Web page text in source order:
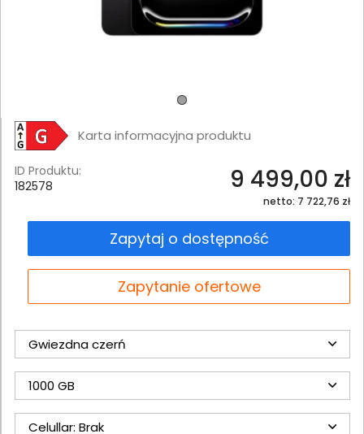
Karta informacyjna produktu
ID Produktu:
182578
9 499,00 zł
netto: 7 722,76 zł
Zapytaj o dostępność
Zapytanie ofertowe
Gwiezdna czerń
1000 GB
Celullar: Brak